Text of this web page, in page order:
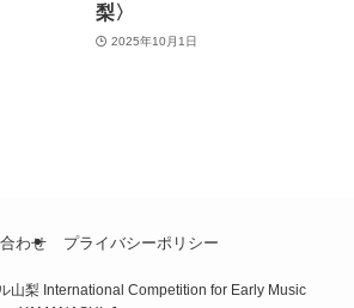
梨〉
2025年10月1日
わせ プライバシーポリシー
山梨 International Competition for Early Music